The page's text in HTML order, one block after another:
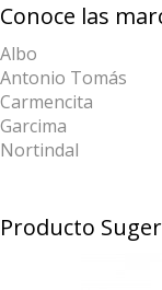
Conoce las
Albo
Antonio Tomás
Carmencita
Garcima
Nortindal
Producto